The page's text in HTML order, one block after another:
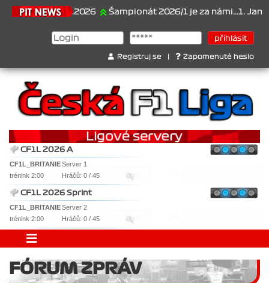
21.6.2026 Šampionát 2026/1 je za námi...1. Jan
Registruj se Zapomenuté heslo
CF1L 2026 A
CF1L_BRITANIEServer 1
trénink 2:00
Hráčů: 0 / 45
CF1L 2026 Sprint
CF1L_BRITANIEServer 2
trénink 2:00
Hráčů: 0 / 45
FÓRUM ZPRÁV